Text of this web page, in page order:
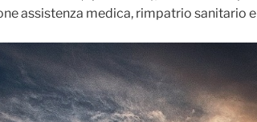
assistenza medica, rimpatrio sanitario